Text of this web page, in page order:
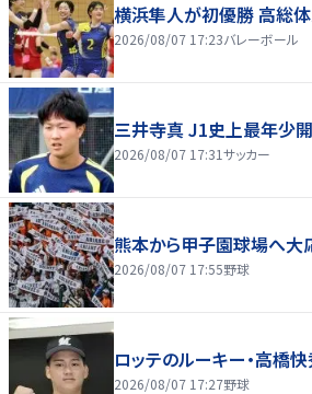
横浜隼人が初優勝 高総
2026/08/07 17:23バレーボール
三井寺真 J1史上最年少
2026/08/07 17:31サッカー
熊本から甲子園球場へ大
2026/08/07 17:55野球
ロッテのルーキー・高橋
2026/08/07 17:27野球